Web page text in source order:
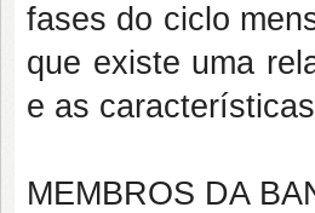
fases do ciclo
que existe uma
e as
MEMBROS DA